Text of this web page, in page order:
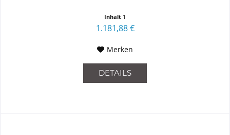
Inhalt 1
1.181,88 €
Merken
DETAILS